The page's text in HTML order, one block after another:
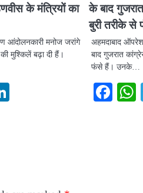
के मंत्रियों का
आंदोलनकारी मनोज जरांगे
मुश्किलें बढ़ा दी हैं।
के बाद
बुरी तरीके
अहमदाबाद
बाद गुजरात
फंसे हैं। उनके…